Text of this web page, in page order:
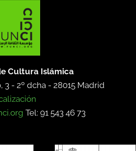
Cultura Islámica
3 - 2º dcha - 28015 Madrid
Tel: 91 543 46 73